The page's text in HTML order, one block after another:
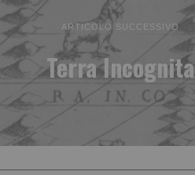
ARTICOLO SUCCESSIVO
Terra Incognita